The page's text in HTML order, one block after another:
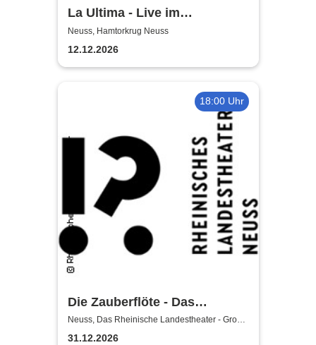
La Ultima - Live im
Hamtorkrug! | Könige für
einen Tag
Neuss, Hamtorkrug Neuss
12.12.2026
18:00 Uhr
Die Zauberflöte - Das
Rheinische Landestheater
Neuss, Das Rheinische Landestheater - Große
Bühne
31.12.2026